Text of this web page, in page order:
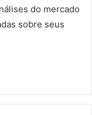
do mercado
sobre seus